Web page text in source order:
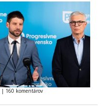
| 160 komentárov